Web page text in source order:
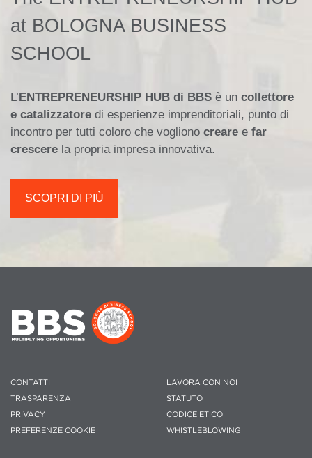
at BOLOGNA BUSINESS
SCHOOL
L’ENTREPRENEURSHIP HUB di BBS è un collettore
e catalizzatore di esperienze imprenditoriali, punto di
incontro per tutti coloro che vogliono creare e far
crescere la propria impresa innovativa.
SCOPRI DI PIÙ
CONTATTI
TRASPARENZA
PRIVACY
PREFERENZE COOKIE
LAVORA CON NOI
STATUTO
CODICE ETICO
WHISTLEBLOWING